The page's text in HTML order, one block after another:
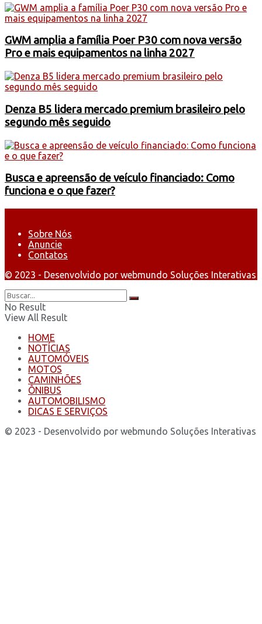
GWM amplia a família Poer P30 com nova versão
Pro e mais equipamentos na linha 2027
Denza B5 lidera mercado premium brasileiro pelo
segundo mês seguido
Busca e apreensão de veículo financiado: Como
funciona e o que fazer?
Sobre Nós
Anuncie
Contatos
© 2023 - Desenvolvido por webmundo Soluções Interativas
No Result
View All Result
HOME
NOTÍCIAS
AUTOMÓVEIS
MOTOS
CAMINHÕES
ÔNIBUS
AUTOMOBILISMO
DICAS E SERVIÇOS
© 2023 - Desenvolvido por webmundo Soluções Interativas